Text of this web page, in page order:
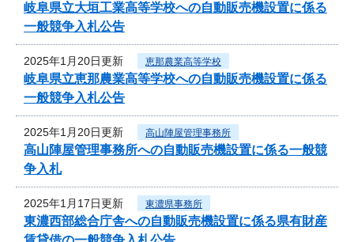
岐阜県立大垣工業高等学校への自動販売機設置に係る
一般競争入札公告
2025年1月20日更新 恵那農業高等学校
岐阜県立恵那農業高等学校への自動販売機設置に係る
一般競争入札公告
2025年1月20日更新 高山陣屋管理事務所
高山陣屋管理事務所への自動販売機設置に係る一般競
争入札
2025年1月17日更新 東濃県事務所
東濃西部総合庁舎への自動販売機設置に係る県有財産